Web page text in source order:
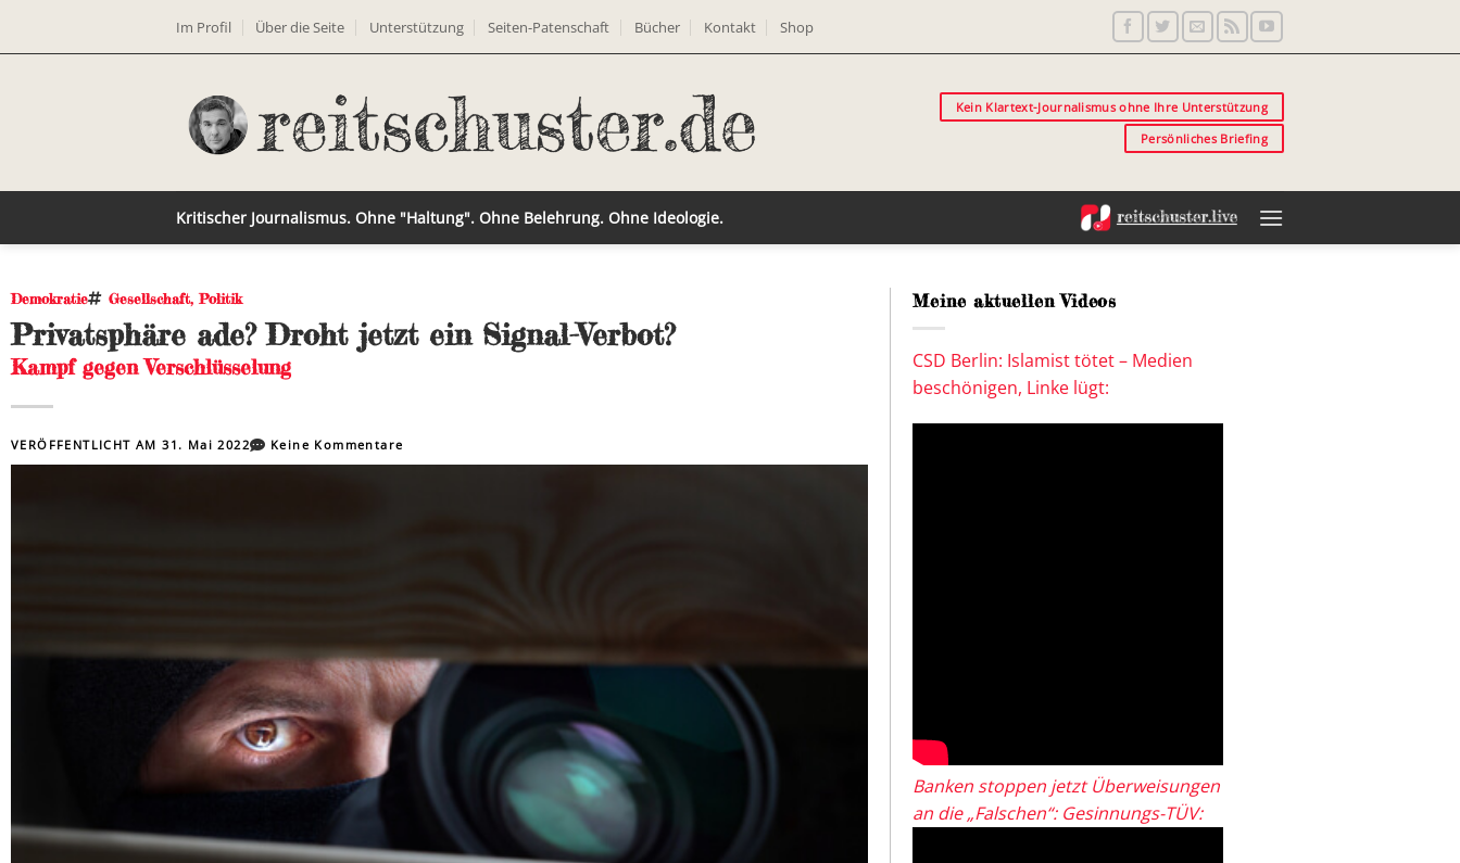
Im Profil Über die Seite Unterstützung Seiten-Patenschaft Bücher Kontakt Shop
Kein Klartext-Journalismus ohne Ihre Unterstützung
Persönliches Briefing
Kritischer Journalismus. Ohne "Haltung". Ohne Belehrung. Ohne Ideologie.
Demokratie Gesellschaft,Politik
Privatsphäre ade? Droht jetzt ein Signal-Verbot?
Kampf gegen Verschlüsselung
VERÖFFENTLICHT AM31. Mai 2022 Keine Kommentare
Meine aktuellen Videos
CSD Berlin: Islamist tötet – Medien
beschönigen, Linke lügt:
Banken stoppen jetzt Überweisungen
an die „Falschen“: Gesinnungs-TÜV: